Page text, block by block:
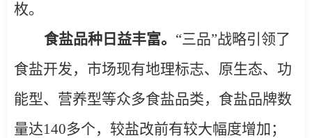
枚。
食盐品种日益丰富。 “三品”战略引领了
食盐开发，市场现有地理标志、原生态、功
能型、营养型等众多食盐品类， 食盐品牌数
量达140多个，较盐改前有较大幅度增加；